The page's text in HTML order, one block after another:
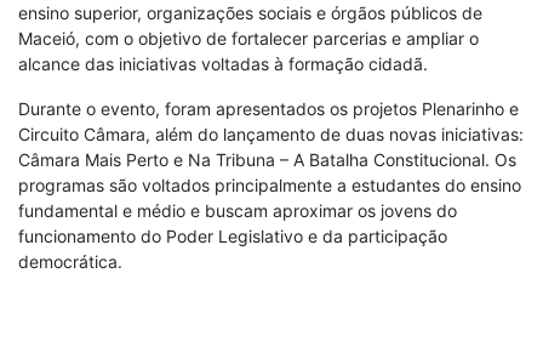
ensino superior, organizações sociais e órgãos públicos de
Maceió, com o objetivo de fortalecer parcerias e ampliar o
alcance das iniciativas voltadas à formação cidadã.
Durante o evento, foram apresentados os projetos Plenarinho e
Circuito Câmara, além do lançamento de duas novas iniciativas:
Câmara Mais Perto e Na Tribuna – A Batalha Constitucional. Os
programas são voltados principalmente a estudantes do ensino
fundamental e médio e buscam aproximar os jovens do
funcionamento do Poder Legislativo e da participação
democrática.